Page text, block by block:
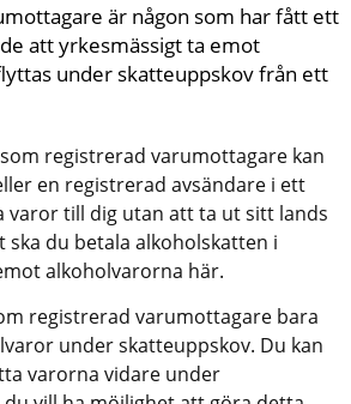
är någon som har fått ett
att yrkesmässigt ta emot
under skatteuppskov från ett
registrerad varumottagare kan
en registrerad avsändare i ett
varor till dig utan att ta ut sitt lands
ska du betala alkoholskatten i
alkoholvarorna här.
registrerad varumottagare bara
under skatteuppskov. Du kan
varorna vidare under